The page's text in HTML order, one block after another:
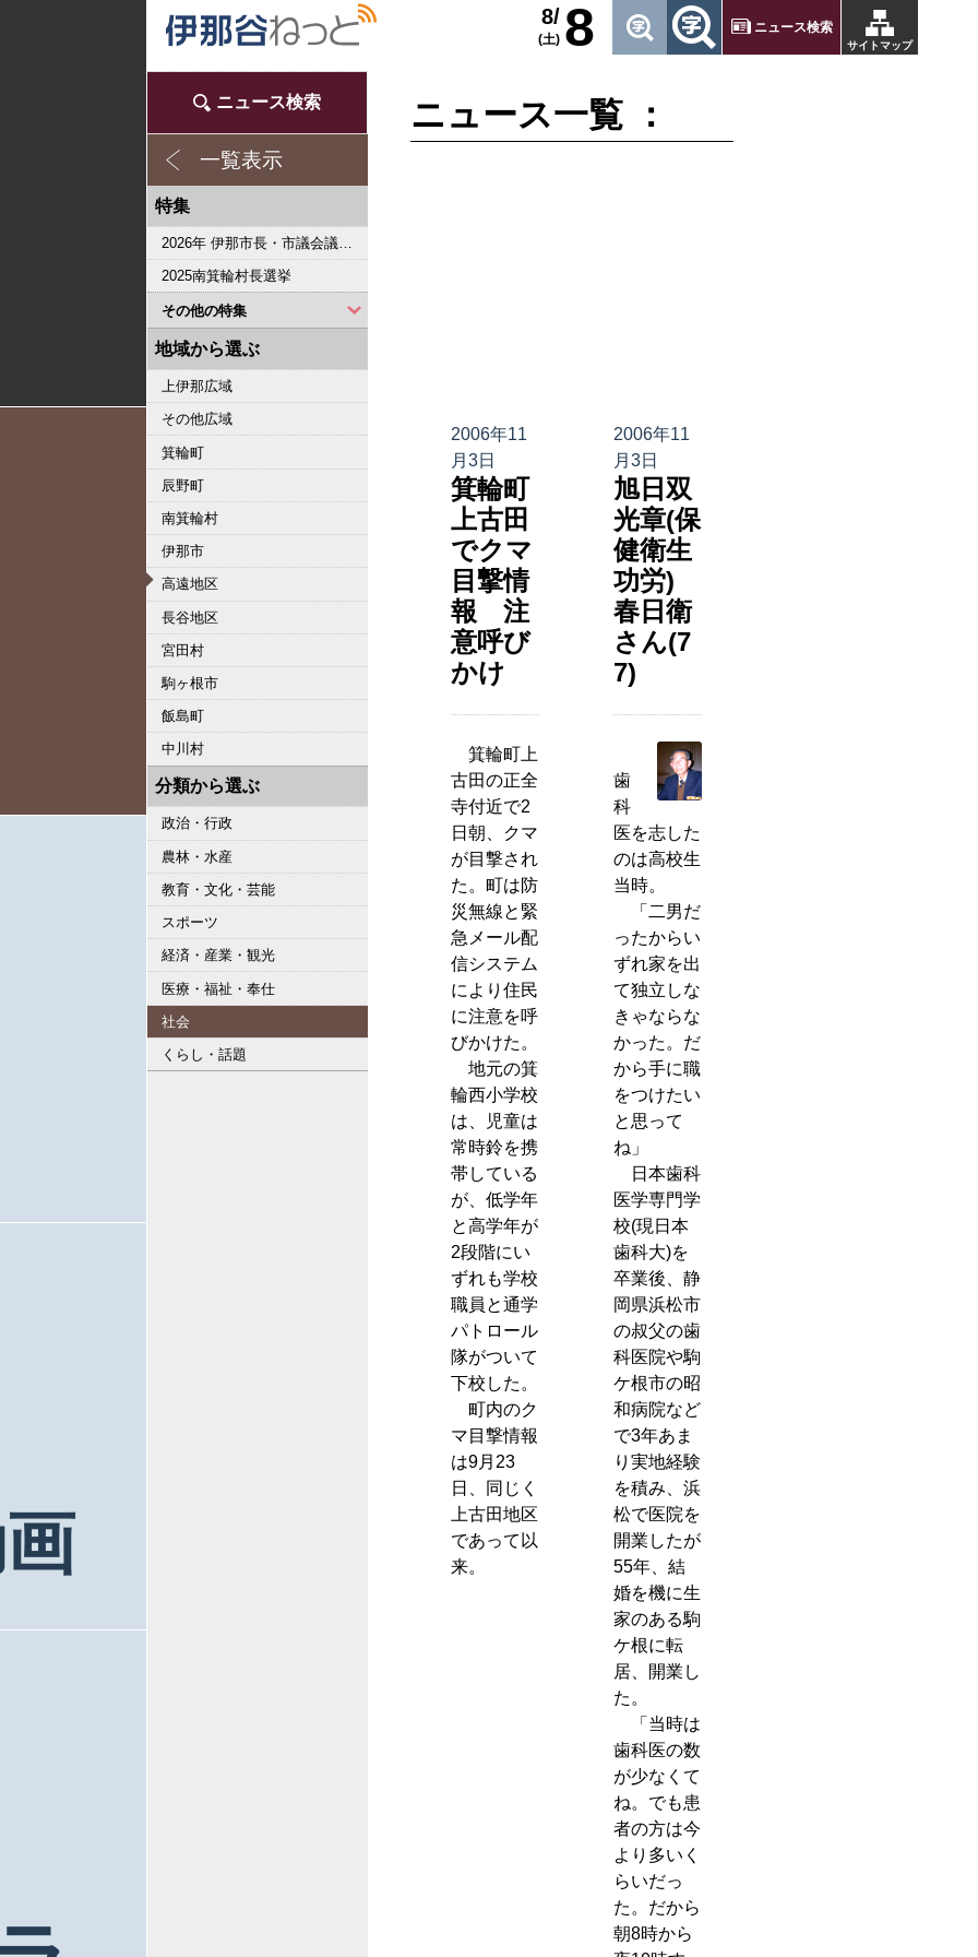
サイトマップ
ニュース検索
8
8/
(土)
ニュース検索
一覧表示
特集
2026年 伊那市長・市議会議員選挙
2025南箕輪村長選挙
その他の特集
2023県議会議員選挙
2022箕輪町長選挙
2019県議会議員選挙
2018伊那市長選・市議選
桜シリーズ2018
桜シリーズ2017
2015県議会議員選挙
2014箕輪町長選挙
2014伊那市長選・市議選
桜シリーズ2014
カメラリポート
上伊那 医師不足問題
新ごみ中間処理施設
伊那市長・市議選
朝の学舎
記者室
伊那谷1年365人
輝く経営者～その後
花ロマン
伝承 上伊那の50年
駒ヶ根市長選挙
2007年 県議会議員選挙
権兵衛トンネル開通1周年
豪雨被害
新伊那市誕生へ
伊那谷 耐震強度偽装問題
2005年衆院選
その他
地域から選ぶ
上伊那広域
その他広域
箕輪町
辰野町
南箕輪村
伊那市
高遠地区
長谷地区
宮田村
駒ヶ根市
飯島町
中川村
分類から選ぶ
政治・行政
農林・水産
教育・文化・芸能
スポーツ
経済・産業・観光
医療・福祉・奉仕
社会
くらし・話題
ニュース一覧 ：
2006年11
月3日
箕輪町
上古田
でクマ
目撃情
報 注
意呼び
かけ
箕輪町上
古田の正全
寺付近で2
日朝、クマ
が目撃され
た。町は防
災無線と緊
急メール配
信システム
により住民
に注意を呼
びかけた。
地元の箕
輪西小学校
は、児童は
常時鈴を携
帯している
が、低学年
と高学年が
2段階にい
ずれも学校
職員と通学
パトロール
隊がついて
下校した。
町内のク
マ目撃情報
は9月23
日、同じく
上古田地区
であって以
来。
2006年11
月3日
旭日双
光章(保
健衛生
功労)
春日衛
さん(7
7)
歯
科
医を志した
のは高校生
当時。
「二男だ
ったからい
ずれ家を出
て独立しな
きゃならな
かった。だ
から手に職
をつけたい
と思って
ね」
日本歯科
医学専門学
校(現日本
歯科大)を
卒業後、静
岡県浜松市
の叔父の歯
科医院や駒
ケ根市の昭
和病院など
で3年あま
り実地経験
を積み、浜
松で医院を
開業したが
55年、結
婚を機に生
家のある駒
ケ根に転
居、開業し
た。
「当時は
歯科医の数
が少なくて
ね。でも患
者の方は今
より多いく
らいだっ
た。だから
朝8時から